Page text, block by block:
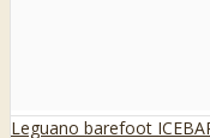
Leguano barefoot